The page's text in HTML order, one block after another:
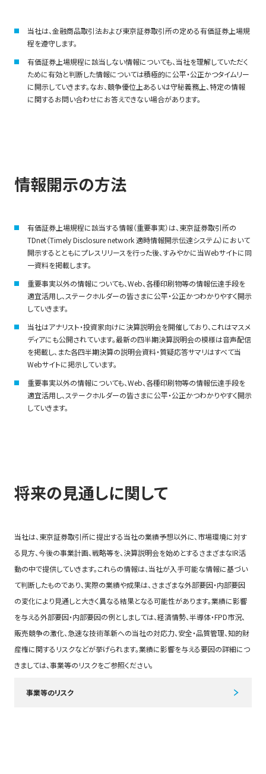
当社は、金融商品取引法および東京証券取引所の定める有価証券上場規
程を遵守します。
有価証券上場規程に該当しない情報についても、当社を理解していただく
ために有効と判断した情報については積極的に公平・公正かつタイムリー
に開示していきます。なお、競争優位上あるいは守秘義務上、特定の情報
に関するお問い合わせにお答えできない場合があります。
情報開示の方法
有価証券上場規程に該当する情報（重要事実）は、東京証券取引所の
TDnet（Timely Disclosure network 適時情報開示伝達システム）において
開示するとともにプレスリリースを行った後、すみやかに当Webサイトに同
一資料を掲載します。
重要事実以外の情報についても、Web、各種印刷物等の情報伝達手段を
適宜活用し、ステークホルダーの皆さまに公平・公正かつわかりやすく開示
していきます。
当社はアナリスト・投資家向けに決算説明会を開催しており、これはマスメ
ディアにも公開されています。最新の四半期決算説明会の模様は音声配信
を掲載し、また各四半期決算の説明会資料・質疑応答サマリはすべて当
Webサイトに掲示しています。
重要事実以外の情報についても、Web、各種印刷物等の情報伝達手段を
適宜活用し、ステークホルダーの皆さまに公平・公正かつわかりやすく開示
していきます。
将来の見通しに関して
当社は、東京証券取引所に提出する当社の業績予想以外に、市場環境に対す
る見方、今後の事業計画、戦略等を、決算説明会を始めとするさまざまなIR活
動の中で提供していきます。これらの情報は、当社が入手可能な情報に基づい
て判断したものであり、実際の業績や成果は、さまざまな外部要因・内部要因
の変化により見通しと大きく異なる結果となる可能性があります。業績に影響
を与える外部要因・内部要因の例としましては、経済情勢、半導体・FPD市況、
販売競争の激化、急速な技術革新への当社の対応力、安全・品質管理、知的財
産権に関するリスクなどが挙げられます。業績に影響を与える要因の詳細につ
きましては、事業等のリスクをご参照ください。
事業等のリスク